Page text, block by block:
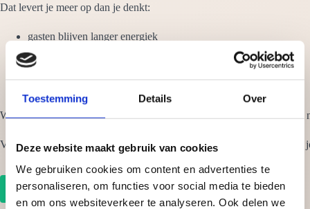
Toestemming Details Over
Deze website maakt gebruik van cookies
We gebruiken cookies om content en advertenties te
personaliseren, om functies voor social media te bieden
en om ons websiteverkeer te analyseren. Ook delen we
Dat levert je meer op dan je denkt:
gasten blijven langer energiek
de sfeer blijft professioneel
Wil je inspelen op de nieuwste drinktrend én een stijlvolle barervaring
Vraag vrijblijvend een voorstel aan en ontdek hoe low ABV cocktails
Offerte aanvragen